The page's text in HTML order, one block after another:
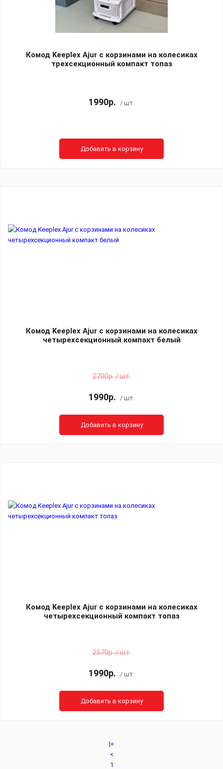
Комод Keeplex Ajur с корзинами на колесиках
трехсекционный компакт топаз
1990р. / шт.
Добавить в корзину
Комод Keeplex Ajur с корзинами на колесиках
четырехсекционный компакт белый
2700р. / шт.
1990р. / шт.
Добавить в корзину
Комод Keeplex Ajur с корзинами на колесиках
четырехсекционный компакт топаз
2570р. / шт.
1990р. / шт.
Добавить в корзину
|<
<
1